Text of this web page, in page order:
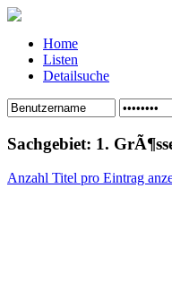
Home
Listen
Detailsuche
Sachgebiet: 1.
Anzahl Titel pro Eintrag